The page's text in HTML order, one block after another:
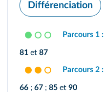
Différenciation
Parcours 1 :
81 et 87
Parcours 2 :
66 ; 67 ; 85 et 90